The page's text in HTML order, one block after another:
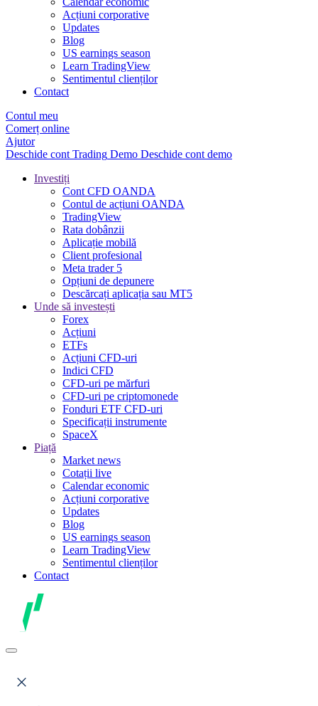
Acțiuni corporative
Updates
Blog
US earnings season
Learn TradingView
Sentimentul clienților
Contact
Contul meu
Comerț online
Ajutor
Deschide cont Trading Demo Deschide cont demo
Investiți
Cont CFD OANDA
Contul de acțiuni OANDA
TradingView
Rata dobânzii
Aplicație mobilă
Client profesional
Meta trader 5
Opțiuni de depunere
Descărcați aplicația sau MT5
Unde să investești
Forex
Acțiuni
ETFs
Acțiuni CFD-uri
Indici CFD
CFD-uri pe mărfuri
CFD-uri pe criptomonede
Fonduri ETF CFD-uri
Specificații instrumente
SpaceX
Piață
Market news
Cotații live
Calendar economic
Acțiuni corporative
Updates
Blog
US earnings season
Learn TradingView
Sentimentul clienților
Contact